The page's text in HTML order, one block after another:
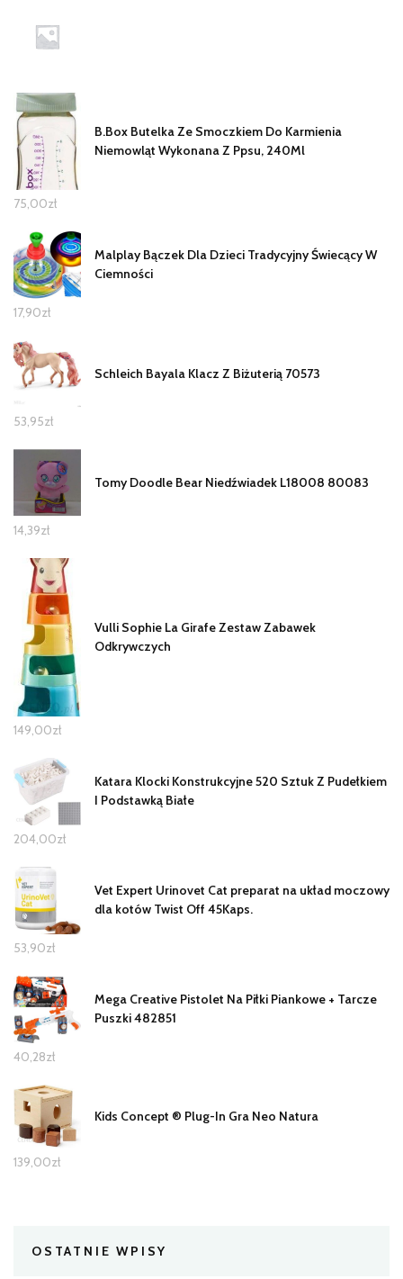
B.Box Butelka Ze Smoczkiem Do Karmienia
Niemowląt Wykonana Z Ppsu, 240Ml
75,00zł
Malplay Bączek Dla Dzieci Tradycyjny Świecący W
Ciemności
17,90zł
Schleich Bayala Klacz Z Biżuterią 70573
53,95zł
Tomy Doodle Bear Niedźwiadek L18008 80083
14,39zł
Vulli Sophie La Girafe Zestaw Zabawek
Odkrywczych
149,00zł
Katara Klocki Konstrukcyjne 520 Sztuk Z Pudełkiem
I Podstawką Białe
204,00zł
Vet Expert Urinovet Cat preparat na układ moczowy
dla kotów Twist Off 45Kaps.
53,90zł
Mega Creative Pistolet Na Piłki Piankowe + Tarcze
Puszki 482851
40,28zł
Kids Concept ® Plug-In Gra Neo Natura
139,00zł
OSTATNIE WPISY